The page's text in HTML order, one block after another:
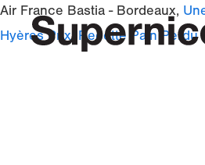
Air France Bastia - Bordeaux,
Hyères Prix, Recette Pain Perdu